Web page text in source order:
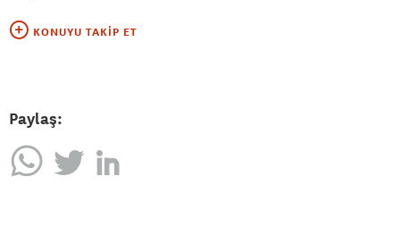
KONUYU TAKIP ET
Paylaş: